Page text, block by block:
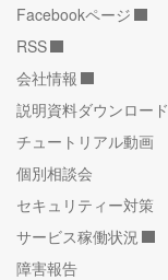
Facebookページ
RSS
会社情報
説明資料ダウンロード
チュートリアル動画
個別相談会
セキュリティー対策
サービス稼働状況
障害報告